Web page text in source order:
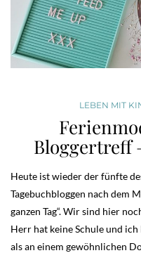
LEBEN MIT
Bloggertreff
Heute ist wieder der fünfte
Tagebuchbloggen nach dem
ganzen Tag“. Wir sind hier
Herr hat keine Schule und
als an einem gewöhnlichen